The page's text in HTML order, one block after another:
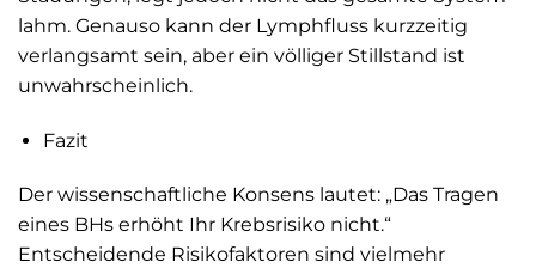
lahm. Genauso kann der Lymphfluss kurzzeitig
verlangsamt sein, aber ein völliger Stillstand ist
unwahrscheinlich.
Fazit
Der wissenschaftliche Konsens lautet: „Das Tragen
eines BHs erhöht Ihr Krebsrisiko nicht.“
Entscheidende Risikofaktoren sind vielmehr